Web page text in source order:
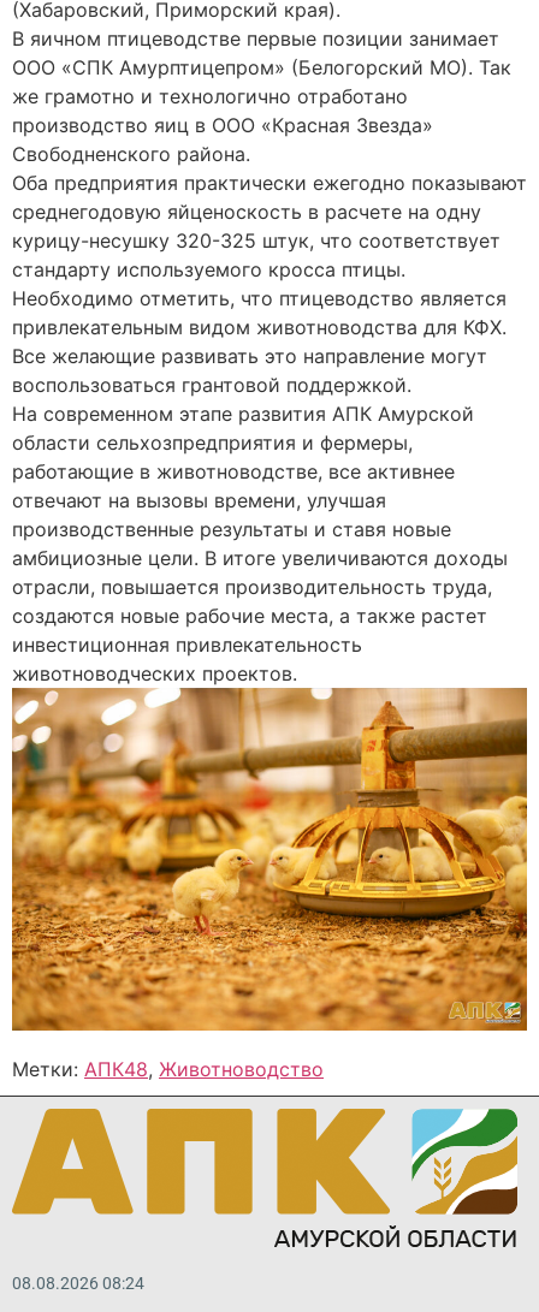
(Хабаровский, Приморский края).
В яичном птицеводстве первые позиции занимает
ООО «СПК Амурптицепром» (Белогорский МО). Так
же грамотно и технологично отработано
производство яиц в ООО «Красная Звезда»
Свободненского района.
Оба предприятия практически ежегодно показывают
среднегодовую яйценоскость в расчете на одну
курицу-несушку 320-325 штук, что соответствует
стандарту используемого кросса птицы.
Необходимо отметить, что птицеводство является
привлекательным видом животноводства для КФХ.
Все желающие развивать это направление могут
воспользоваться грантовой поддержкой.
На современном этапе развития АПК Амурской
области сельхозпредприятия и фермеры,
работающие в животноводстве, все активнее
отвечают на вызовы времени, улучшая
производственные результаты и ставя новые
амбициозные цели. В итоге увеличиваются доходы
отрасли, повышается производительность труда,
создаются новые рабочие места, а также растет
инвестиционная привлекательность
животноводческих проектов.
Метки: АПК48, Животноводство
08.08.2026 08:24